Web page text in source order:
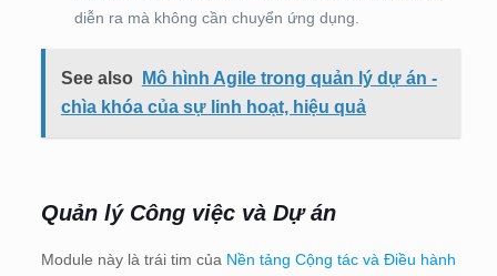
diễn ra mà không cần chuyển ứng dụng.
See also
Mô hình Agile trong quản lý dự án -
chìa khóa của sự linh hoạt, hiệu quả
Quản lý Công việc và Dự án
Module này là trái tim của Nền tảng Cộng tác và Điều hành